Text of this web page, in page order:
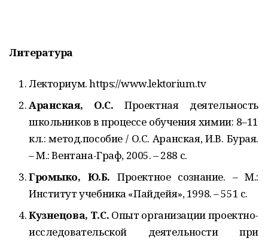
Литература
Лекториум. https://www.lektorium.tv
Аранская, О.С.Проектная деятельность
школьников в процессе обучения химии: 8–11
кл.: метод.пособие / О.С. Аранская, И.В. Бурая.
– М.: Вентана-Граф, 2005. – 288 с.
Громыко, Ю.Б. Проектное сознание. – М.:
Институт учебника «Пайдейя», 1998. – 551 с.
Кузнецова, Т.С. Опыт организации проектно-
исследовательской деятельности при